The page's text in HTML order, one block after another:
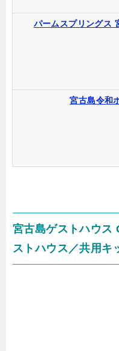
パームスプリングス
宮古島令和
宮古島ゲストハウ
ストハウス／共用キ